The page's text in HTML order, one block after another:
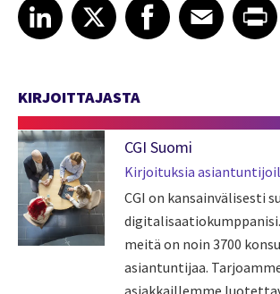
Share article on LinkedIn
LinkedIn
Share article on XShare article on Facebook
Facebook
Share article on Email
EmailShare article
KIRJOITTAJASTA
CGI Suomi
Kirjoituksia
CGI on kansainvälisesti
digitalisaatiokumppanisi.
meitä on noin 3700
asiantuntijaa.